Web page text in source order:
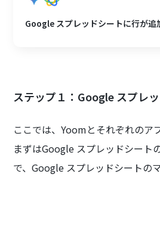
Google スプレッドシートに行が
ステップ１：Google スプレ
ここでは、Yoomとそれぞれのア
まずはGoogle スプレッドシート
で、Google スプレッドシートの